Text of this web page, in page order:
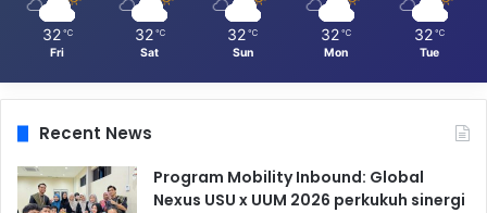
32 ℃
Fri
32 ℃
Sat
32 ℃
Sun
32 ℃
Mon
32 ℃
Tue
Recent News
Program Mobility Inbound: Global
Nexus USU x UUM 2026 perkukuh sinergi